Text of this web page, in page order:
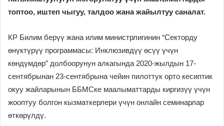
топтоо, иштеп чыгуу, талдоо жана жайылтуу саналат.
КР Билим берүү жана илим министрлигинин “Секторду
өнүктүрүү программасы: Инклюзивдүү өсүү үчүн
көндүмдөр” долбоорунун алкагында 2020-жылдын 17-
сентябрынан 23-сентябрына чейин пилоттук орто кесиптик
окуу жайларынын ББМСке маалыматтарды киргизүү үчүн
жооптуу болгон кызматкерлери үчүн онлайн семинарлар
өткөрүлдү.